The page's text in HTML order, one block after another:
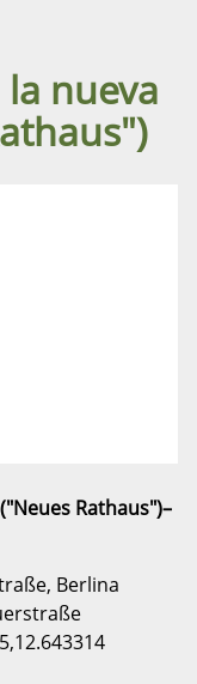
nueva
Rathaus")–
Berlina